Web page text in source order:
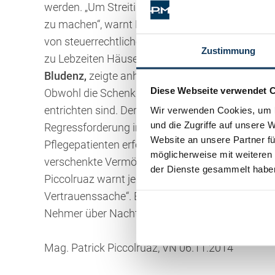
Zustimmung
Diese Webseite verwendet
Wir verwenden Cookies,
und die Zugriffe auf unsere
Website an unsere Partner
möglicherweise mit
der Dienste gesammelt
werden. „Um Streitigkeiten vor Gericht zu
zu machen“, warnt Fiel auch vor dem
von steuerrechtlichen Überlegungen bis zur
zu Lebzeiten Häuser oder Grundstücke zu
Bludenz, zeigte anhand vieler Beispiele auf,
Obwohl die Schenkungssteuer abgeschafft
entrichten sind. Der Staat fordert immer seinen
Regressforderung im Pflegefall. Wenn eine
Pflegepatienten erfolgt ist, kann die öffentliche
verschenkte Vermögen zugreifen.
Piccolruaz warnt jedenfalls dringend vor
Vertrauenssache“. Es kommt immer wieder
Nehmer über Nacht ändert. Und dann ist guter
Mag. Patrick Piccolruaz, VN 06.11.2014